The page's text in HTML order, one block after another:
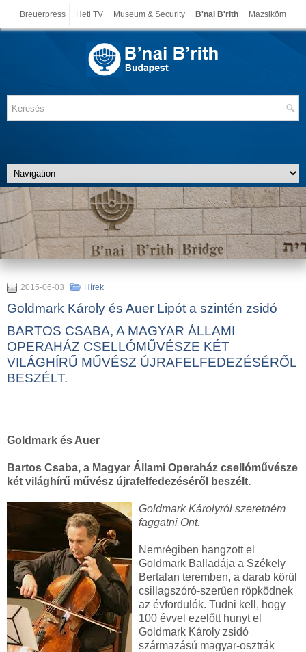
Breuerpress Heti TV Museum & Security B'nai B'rith Mazsiköm
2015-06-03 Hírek
Goldmark Károly és Auer Lipót a szintén zsidó
BARTOS CSABA, A MAGYAR ÁLLAMI
OPERAHÁZ CSELLÓMŰVÉSZE KÉT
VILÁGHÍRŰ MŰVÉSZ ÚJRAFELFEDEZÉSÉRŐL
BESZÉLT.
Goldmark és Auer
Bartos Csaba, a Magyar Állami Operaház csellóművésze
két világhírű művész újrafelfedezéséről beszélt.
Goldmark Károlyról szeretném
faggatni Önt.
Nemrégiben hangzott el
Goldmark Balladája a Székely
Bertalan teremben, a darab körül
csillagszóró-szerűen röpködnek
az évfordulók. Tudni kell, hogy
100 évvel ezelőtt hunyt el
Goldmark Károly zsidó
származású magyar-osztrák